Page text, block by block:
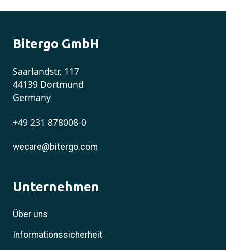
Bitergo GmbH
Saarlandstr. 117
44139 Dortmund
Germany
+49 231 878008-0
wecare@bitergo.com
Unternehmen
Über uns
Informationssicherheit